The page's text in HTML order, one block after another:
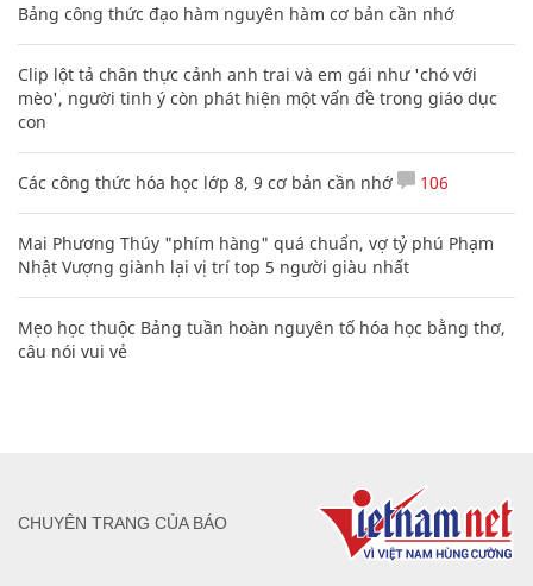
Bảng công thức đạo hàm nguyên hàm cơ bản cần nhớ
Clip lột tả chân thực cảnh anh trai và em gái như 'chó với
mèo', người tinh ý còn phát hiện một vấn đề trong giáo dục
con
Các công thức hóa học lớp 8, 9 cơ bản cần nhớ 106
Mai Phương Thúy "phím hàng" quá chuẩn, vợ tỷ phú Phạm
Nhật Vượng giành lại vị trí top 5 người giàu nhất
Mẹo học thuộc Bảng tuần hoàn nguyên tố hóa học bằng thơ,
câu nói vui vẻ
CHUYÊN TRANG CỦA BÁO